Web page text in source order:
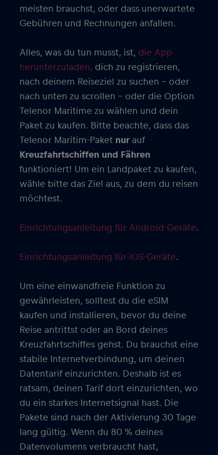
meisten brauchst, oder dass unerwartete
Gebühren und Rechnungen anfallen.
Alles, was du tun musst, ist, die App
herunterzuladen, dich zu registrieren,
nach deinem Reiseziel zu suchen – oder
nach unten zu scrollen – oder die Option
Telenor Maritime zu wählen und dein
Paket zu kaufen. Bitte beachte, dass das
Telenor Maritim-Paket nur auf
Kreuzfahrtschiffen und Fähren
funktioniert! Um ein Landpaket zu kaufen,
wähle bitte das Ziel aus, zu dem du reisen
möchtest.
Einrichtungsanleitung für Android-Geräte.
Einrichtungsanleitung für iOS-Geräte.
Um eine einwandfreie Funktion zu
gewährleisten, solltest du die eSIM
kaufen und installieren, bevor du deine
Reise antrittst oder an Bord deines
Kreuzfahrtschiffes gehst. Du brauchst eine
stabile Internetverbindung, um deinen
Datentarif einzurichten. Deshalb ist es
ratsam, deinen Tarif dort einzurichten, wo
du ein starkes Internetsignal hast. Die
Pakete sind nach der Aktivierung 30 Tage
lang gültig. Wenn du 80 % deines
Datenvolumens verbraucht hast,